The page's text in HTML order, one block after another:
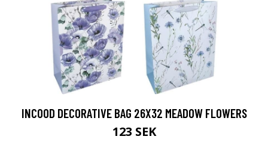
INCOOD DECORATIVE BAG 26X32 MEADOW FLOWERS
123 SEK